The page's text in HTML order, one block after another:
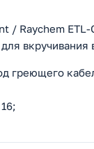
/ Raychem
греющего